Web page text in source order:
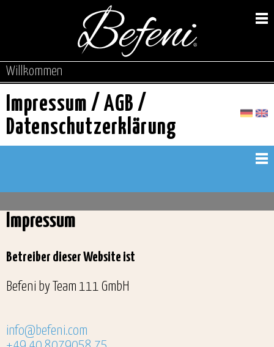
Willkommen
Impressum / AGB /
Datenschutzerklärung
Impressum
Betreiber dieser Website ist
Befeni by Team 111 GmbH
info@befeni.com